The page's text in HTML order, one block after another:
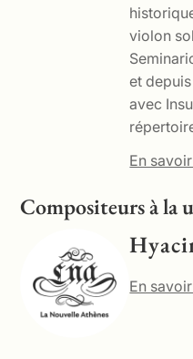
violon
et
avec
En
Compositeurs à la
En